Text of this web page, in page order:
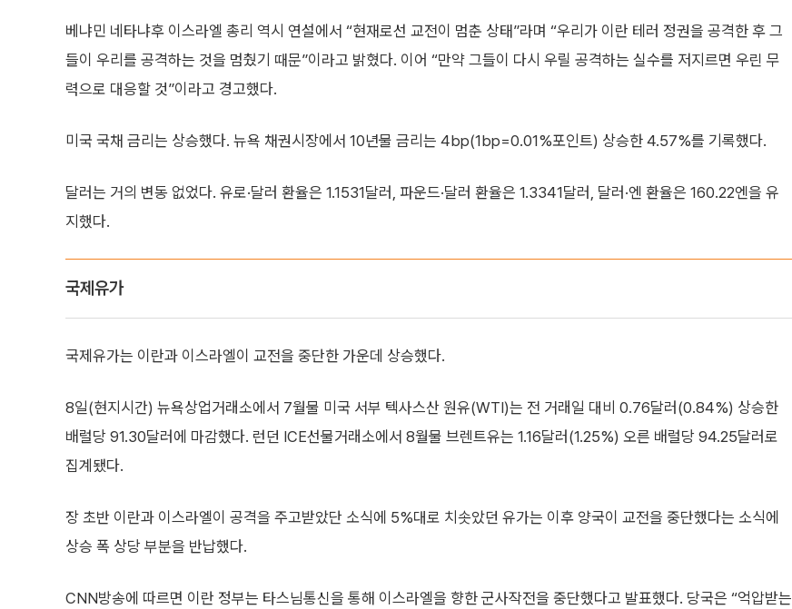
베냐민 네타냐후 이스라엘 총리 역시 연설에서 “현재로선 교전이 멈춘 상태”라며 “우리가 이란 테러 정권을 공격한 후 그
들이 우리를 공격하는 것을 멈췄기 때문”이라고 밝혔다. 이어 “만약 그들이 다시 우릴 공격하는 실수를 저지르면 우린 무
력으로 대응할 것”이라고 경고했다.
미국 국채 금리는 상승했다. 뉴욕 채권시장에서 10년물 금리는 4bp(1bp=0.01%포인트) 상승한 4.57%를 기록했다.
달러는 거의 변동 없었다. 유로·달러 환율은 1.1531달러, 파운드·달러 환율은 1.3341달러, 달러·엔 환율은 160.22엔을 유
지했다.
국제유가
국제유가는 이란과 이스라엘이 교전을 중단한 가운데 상승했다.
8일(현지시간) 뉴욕상업거래소에서 7월물 미국 서부 텍사스산 원유(WTI)는 전 거래일 대비 0.76달러(0.84%) 상승한
배럴당 91.30달러에 마감했다. 런던 ICE선물거래소에서 8월물 브렌트유는 1.16달러(1.25%) 오른 배럴당 94.25달러로
집계됐다.
장 초반 이란과 이스라엘이 공격을 주고받았단 소식에 5%대로 치솟았던 유가는 이후 양국이 교전을 중단했다는 소식에
상승 폭 상당 부분을 반납했다.
CNN방송에 따르면 이란 정부는 타스님통신을 통해 이스라엘을 향한 군사작전을 중단했다고 발표했다. 당국은 “억압받는